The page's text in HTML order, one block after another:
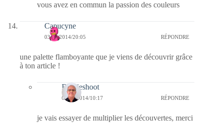
vous avez en commun la passion des couleurs
Capucyne
03/10/2014/20:05 RÉPONDRE
une palette flamboyante que je viens de découvrir grâce
à ton article !
Bernieshoot
04/10/2014/10:17 RÉPONDRE
je vais essayer de multiplier les découvertes, merci